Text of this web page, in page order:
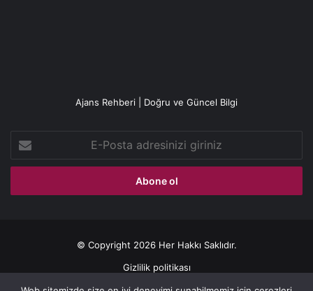
Ajans Rehberi | Doğru ve Güncel Bilgi
Posta
adresinizi
© Copyright 2026 Her Hakkı Saklıdır.
Gizlilik politikası